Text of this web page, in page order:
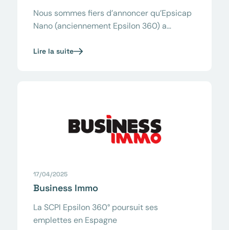
Nous sommes fiers d’annoncer qu’Epsicap
Nano (anciennement Epsilon 360) a…
Lire la suite
17/04/2025
Business Immo
La SCPI Epsilon 360° poursuit ses
emplettes en Espagne